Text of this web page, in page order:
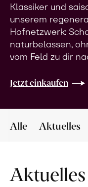
Klassiker und
unserem
Hofnetzwerk:
naturbelassen,
vom Feld zu dir
Jetzt einkaufen
Alle Aktuelles
Aktuelles